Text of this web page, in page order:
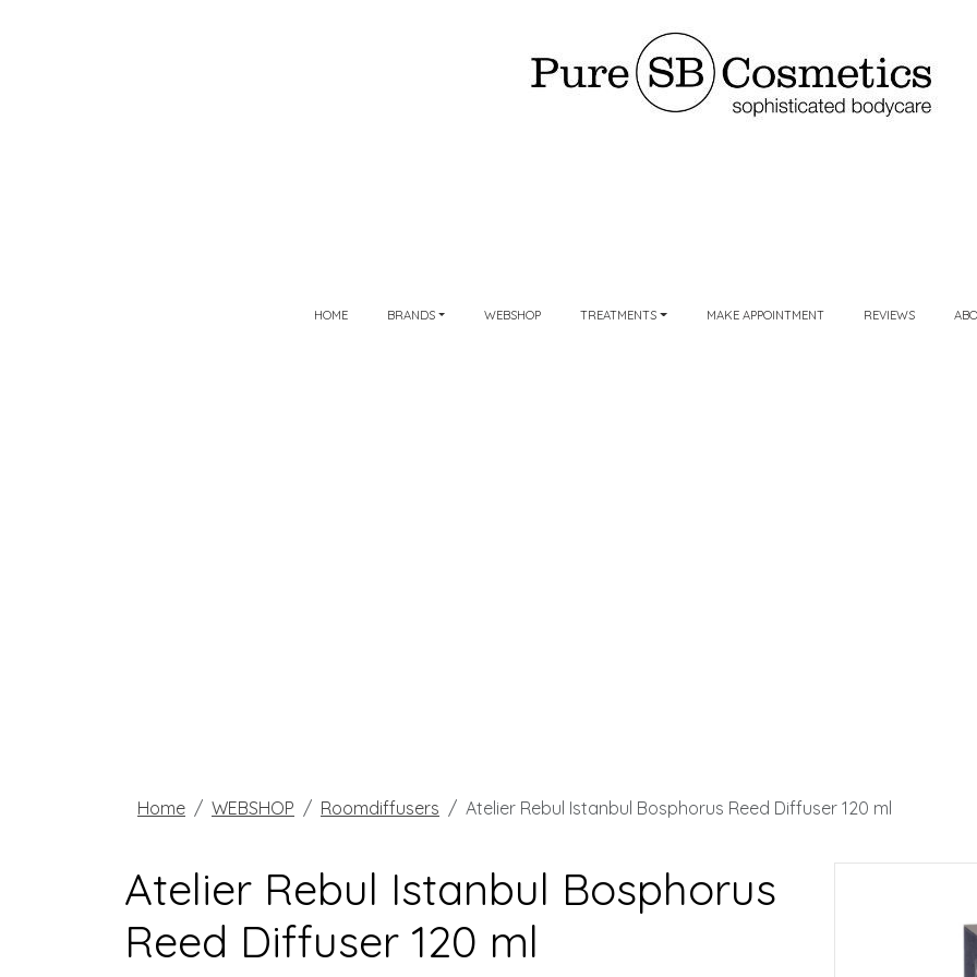
HOME BRANDS WEBSHOP TREATMENTS MAKE APPOINTMENT REVIEWS
Home WEBSHOP Roomdiffusers Atelier Rebul Istanbul Bosphorus Reed Diffuser 120 ml
Atelier Rebul Istanbul Bosphorus
Reed Diffuser 120 ml